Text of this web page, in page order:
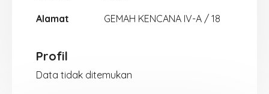
Alamat GEMAH KENCANA IV-A / 18
Profil
Data tidak ditemukan